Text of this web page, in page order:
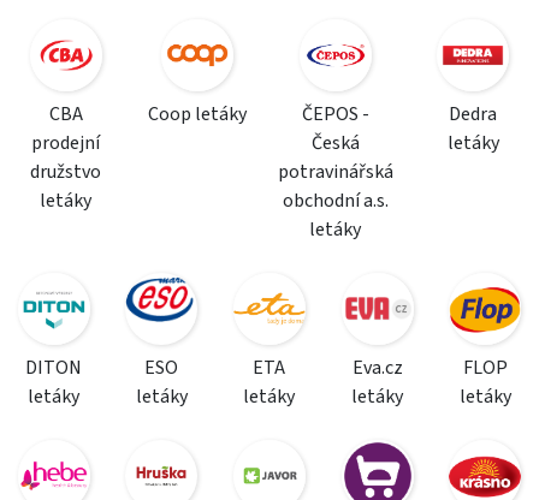
CBA
prodejní
družstvo
letáky
Coop letáky
ČEPOS -
Česká
potravinářská
obchodní a.s.
letáky
Dedra
letáky
DITON
letáky
ESO
letáky
ETA
letáky
Eva.cz
letáky
FLOP
letáky